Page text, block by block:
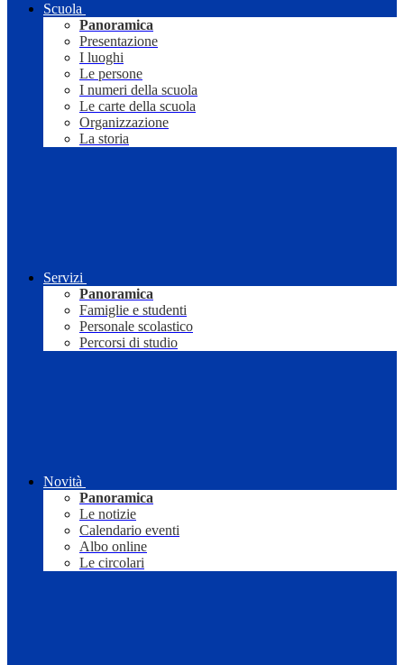
Scuola
Panoramica
Presentazione
I luoghi
Le persone
I numeri della scuola
Le carte della scuola
Organizzazione
La storia
Servizi
Panoramica
Famiglie e studenti
Personale scolastico
Percorsi di studio
Novità
Panoramica
Le notizie
Calendario eventi
Albo online
Le circolari